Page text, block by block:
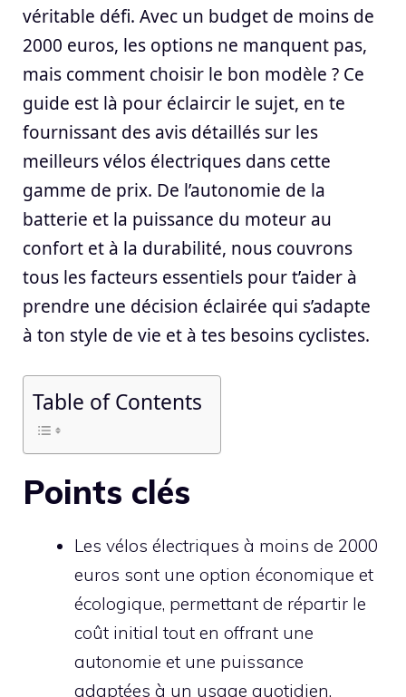
véritable défi. Avec un budget de moins de
2000 euros, les options ne manquent pas,
mais comment choisir le bon modèle ? Ce
guide est là pour éclaircir le sujet, en te
fournissant des avis détaillés sur les
meilleurs vélos électriques dans cette
gamme de prix. De l’autonomie de la
batterie et la puissance du moteur au
confort et à la durabilité, nous couvrons
tous les facteurs essentiels pour t’aider à
prendre une décision éclairée qui s’adapte
à ton style de vie et à tes besoins cyclistes.
Table of Contents
Points clés
Les vélos électriques à moins de 2000
euros sont une option économique et
écologique, permettant de répartir le
coût initial tout en offrant une
autonomie et une puissance
adaptées à un usage quotidien.